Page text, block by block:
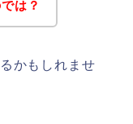
は？
かもしれませ